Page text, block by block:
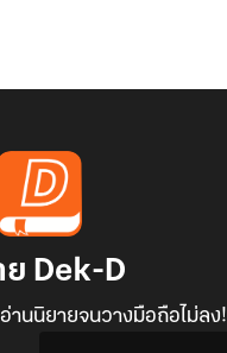
ย Dek-D
นนิยายจนวางมือถือไม่ลง!